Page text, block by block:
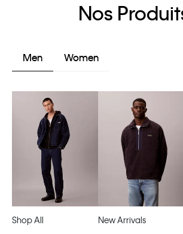
Nos
Men Women
Shop All New Arrivals